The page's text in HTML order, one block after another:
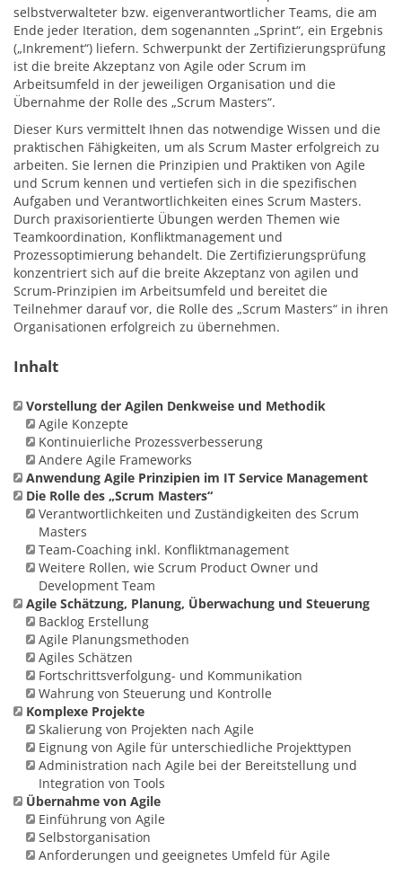
selbstverwalteter bzw. eigenverantwortlicher Teams, die am
Ende jeder Iteration, dem sogenannten „Sprint“, ein Ergebnis
(„Inkrement“) liefern. Schwerpunkt der Zertifizierungsprüfung
ist die breite Akzeptanz von Agile oder Scrum im
Arbeitsumfeld in der jeweiligen Organisation und die
Übernahme der Rolle des „Scrum Masters“.
Dieser Kurs vermittelt Ihnen das notwendige Wissen und die
praktischen Fähigkeiten, um als Scrum Master erfolgreich zu
arbeiten. Sie lernen die Prinzipien und Praktiken von Agile
und Scrum kennen und vertiefen sich in die spezifischen
Aufgaben und Verantwortlichkeiten eines Scrum Masters.
Durch praxisorientierte Übungen werden Themen wie
Teamkoordination, Konfliktmanagement und
Prozessoptimierung behandelt. Die Zertifizierungsprüfung
konzentriert sich auf die breite Akzeptanz von agilen und
Scrum-Prinzipien im Arbeitsumfeld und bereitet die
Teilnehmer darauf vor, die Rolle des „Scrum Masters“ in ihren
Organisationen erfolgreich zu übernehmen.
Inhalt
Vorstellung der Agilen Denkweise und Methodik
Agile Konzepte
Kontinuierliche Prozessverbesserung
Andere Agile Frameworks
Anwendung Agile Prinzipien im IT Service Management
Die Rolle des „Scrum Masters“
Verantwortlichkeiten und Zuständigkeiten des Scrum
Masters
Team-Coaching inkl. Konfliktmanagement
Weitere Rollen, wie Scrum Product Owner und
Development Team
Agile Schätzung, Planung, Überwachung und Steuerung
Backlog Erstellung
Agile Planungsmethoden
Agiles Schätzen
Fortschrittsverfolgung- und Kommunikation
Wahrung von Steuerung und Kontrolle
Komplexe Projekte
Skalierung von Projekten nach Agile
Eignung von Agile für unterschiedliche Projekttypen
Administration nach Agile bei der Bereitstellung und
Integration von Tools
Übernahme von Agile
Einführung von Agile
Selbstorganisation
Anforderungen und geeignetes Umfeld für Agile